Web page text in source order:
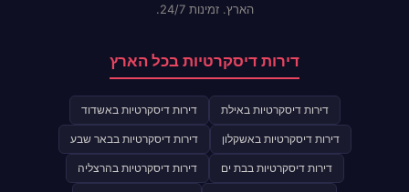
הארץ. זמינות 24/7.
דירות דיסקרטיות בכל הארץ
דירות דיסקרטיות באילת דירות דיסקרטיות באשדוד
דירות דיסקרטיות באשקלון דירות דיסקרטיות בבאר שבע
דירות דיסקרטיות בבת ים דירות דיסקרטיות בהרצליה